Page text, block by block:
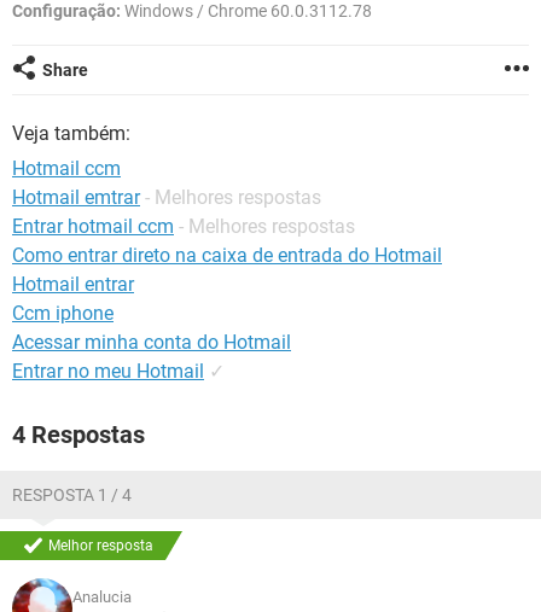
Configuração: Windows / Chrome 60.0.3112.78
Share
Veja também:
Hotmail ccm
Hotmail emtrar - Melhores respostas
Entrar hotmail ccm - Melhores respostas
Como entrar direto na caixa de entrada do Hotmail
Hotmail entrar
Ccm iphone
Acessar minha conta do Hotmail
Entrar no meu Hotmail ✓
4 Respostas
RESPOSTA 1 / 4
Melhor resposta
Analucia